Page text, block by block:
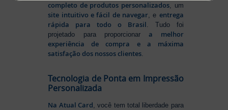
completo de produtos personalizados, um
site intuitivo e fácil de navegar, e entrega
rápida para todo o Brasil. Tudo foi
projetado para proporcionara melhor
experiência de compra e a máxima
satisfação dos nossos clientes.
Tecnologia de Ponta em Impressão
Personalizada
Na Atual Card , você tem total liberdade para